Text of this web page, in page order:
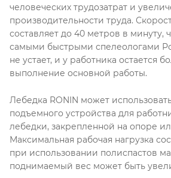
человеческих трудозатрат и
производительности труда.
составляет до 40 метров в минуту,
самыми быстрыми спелеологами
не устает, и у работника остается
выполнение основной работы.
Лебедка RONIN может
подъемного устройства для
лебедки, закрепленной на опоре
Максимальная рабочая нагрузка
при использовании полиспастов
поднимаемый вес может быть